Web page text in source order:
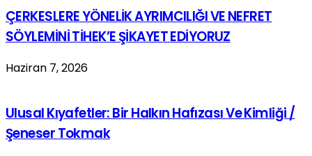
ÇERKESLERE YÖNELİK AYRIMCILIĞI VE NEFRET
SÖYLEMİNİ TİHEK’E ŞİKAYET EDİYORUZ
Haziran 7, 2026
Ulusal Kıyafetler: Bir Halkın Hafızası Ve Kimliği /
Şeneser Tokmak